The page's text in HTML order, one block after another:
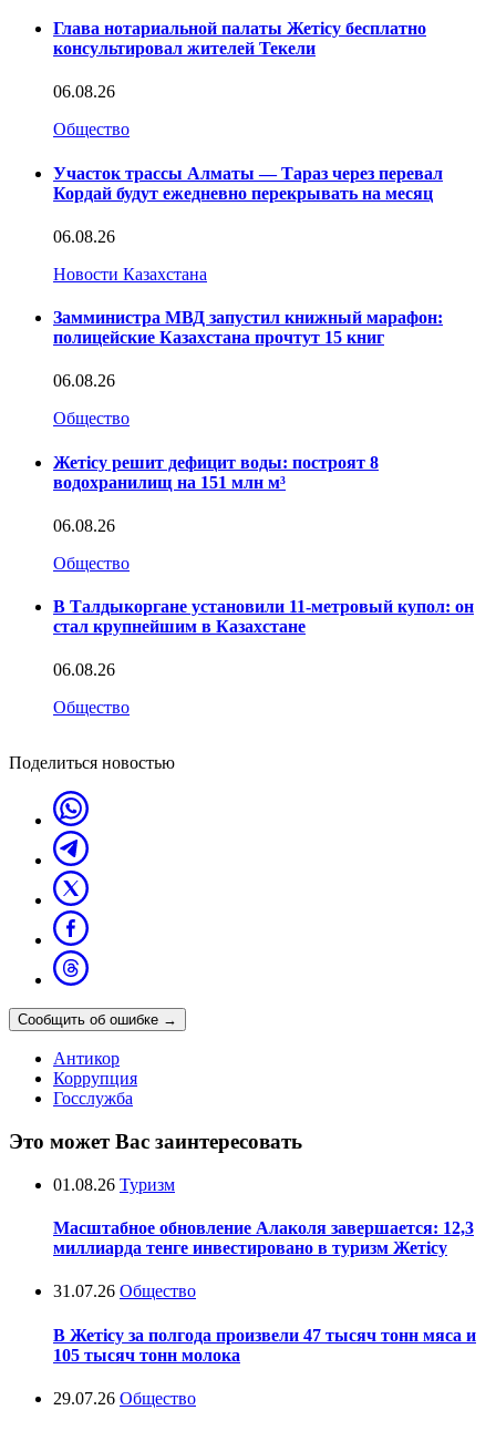
Глава нотариальной палаты Жетісу бесплатно
консультировал жителей Текели
06.08.26
Общество
Участок трассы Алматы — Тараз через перевал
Кордай будут ежедневно перекрывать на месяц
06.08.26
Новости Казахстана
Замминистра МВД запустил книжный марафон:
полицейские Казахстана прочтут 15 книг
06.08.26
Общество
Жетісу решит дефицит воды: построят 8
водохранилищ на 151 млн м³
06.08.26
Общество
В Талдыкоргане установили 11-метровый купол: он
стал крупнейшим в Казахстане
06.08.26
Общество
Поделиться новостью
Сообщить об ошибке →
Антикор
Коррупция
Госслужба
Это может Вас заинтересовать
01.08.26 Туризм
Масштабное обновление Алаколя завершается: 12,3
миллиарда тенге инвестировано в туризм Жетісу
31.07.26 Общество
В Жетісу за полгода произвели 47 тысяч тонн мяса и
105 тысяч тонн молока
29.07.26 Общество